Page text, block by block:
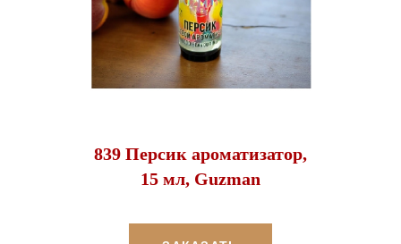
839 Персик ароматизатор,
15 мл, Guzman